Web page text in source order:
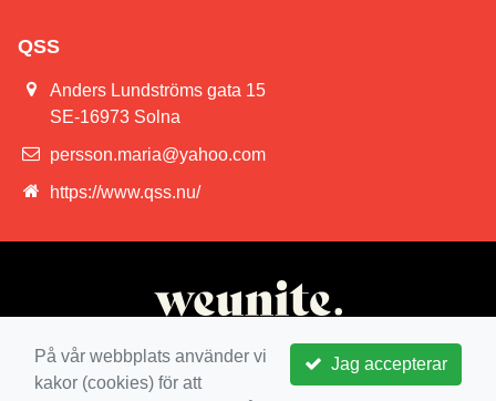
QSS
Anders Lundströms gata 15
SE-16973 Solna
persson.maria@yahoo.com
https://www.qss.nu/
Jag accepterar
På vår webbplats använder vi
kakor (cookies) för att